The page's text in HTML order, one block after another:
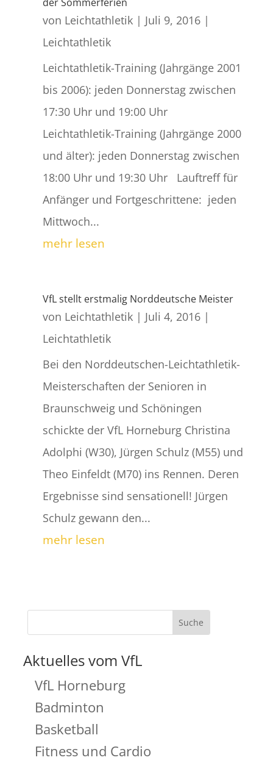
von Leichtathletik| Juli 9, 2016|
Leichtathletik
Leichtathletik-Training (Jahrgänge 2001
bis 2006): jeden Donnerstag zwischen
17:30 Uhr und 19:00 Uhr
Leichtathletik-Training (Jahrgänge 2000
und älter): jeden Donnerstag zwischen
18:00 Uhr und 19:30 Uhr Lauftreff für
Anfänger und Fortgeschrittene: jeden
Mittwoch...
mehr lesen
VfL stellt erstmalig Norddeutsche Meister
von Leichtathletik| Juli 4, 2016|
Leichtathletik
Bei den Norddeutschen-Leichtathletik-
Meisterschaften der Senioren in
Braunschweig und Schöningen
schickte der VfL Horneburg Christina
Adolphi (W30), Jürgen Schulz (M55) und
Theo Einfeldt (M70) ins Rennen. Deren
Ergebnisse sind sensationell! Jürgen
Schulz gewann den...
mehr lesen
Aktuelles vom VfL
VfL Horneburg
Badminton
Basketball
Fitness und Cardio